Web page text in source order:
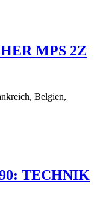
MPS 2Z
Belgien,
TECHNIK